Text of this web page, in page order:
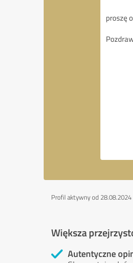
Profil aktywny od
Większa
Autentyczne